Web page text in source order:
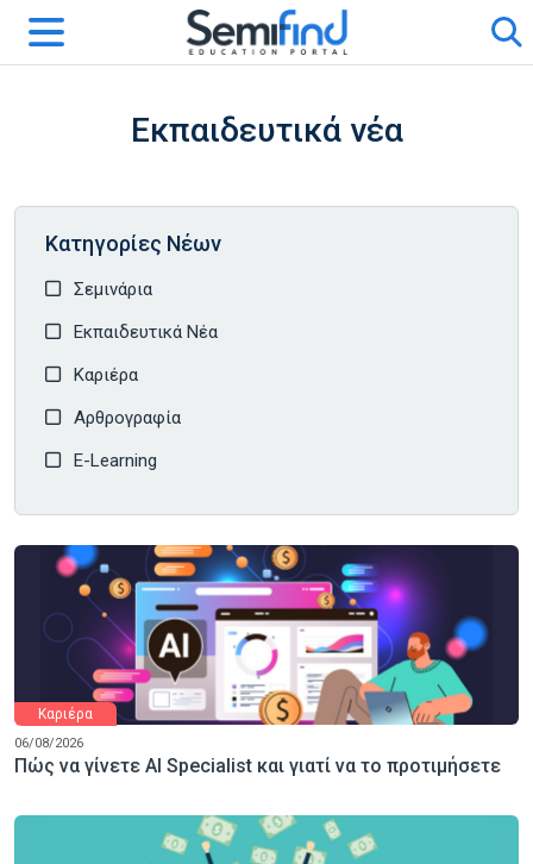
Εκπαιδευτικά νέα
Κατηγορίες Νέων
Σεμινάρια
Εκπαιδευτικά Νέα
Καριέρα
Αρθρογραφία
E-Learning
Καριέρα
06/08/2026
Πώς να γίνετε AI Specialist και γιατί να το προτιμήσετε